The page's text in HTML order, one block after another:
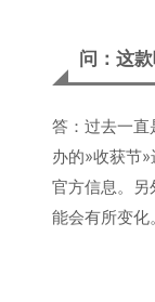
问：这
答：过去一
办的»收获节
官方信息。
能会有所变化。